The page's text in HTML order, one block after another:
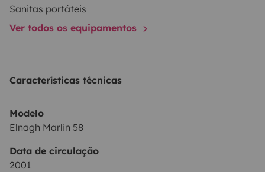
Sanitas portáteis
Ver todos os equipamentos
Características técnicas
Modelo
Elnagh Marlin 58
Data de circulação
2001